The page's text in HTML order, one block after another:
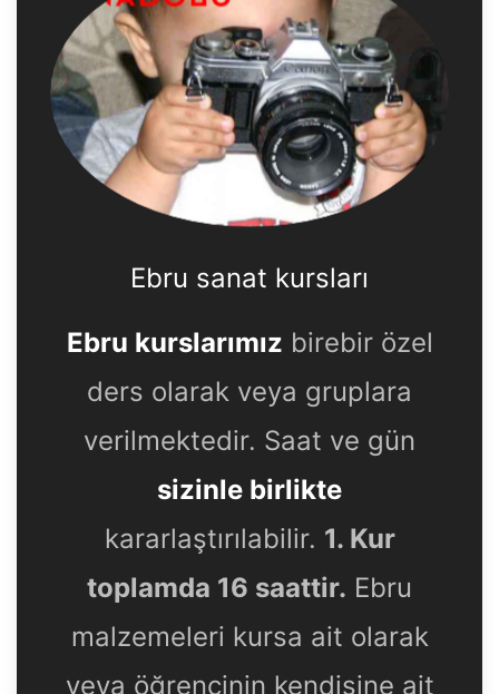
Ebru sanat kursları
Ebru kurslarımız birebir özel
ders olarak veya gruplara
verilmektedir. Saat ve gün
sizinle birlikte
kararlaştırılabilir. 1. Kur
toplamda 16 saattir. Ebru
malzemeleri kursa ait olarak
veya öğrencinin kendisine ait